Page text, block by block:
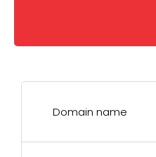
Domain name